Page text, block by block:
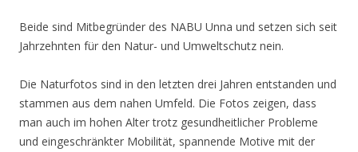
Beide sind Mitbegründer des NABU Unna und setzen sich seit
Jahrzehnten für den Natur- und Umweltschutz nein.
Die Naturfotos sind in den letzten drei Jahren entstanden und
stammen aus dem nahen Umfeld. Die Fotos zeigen, dass
man auch im hohen Alter trotz gesundheitlicher Probleme
und eingeschränkter Mobilität, spannende Motive mit der